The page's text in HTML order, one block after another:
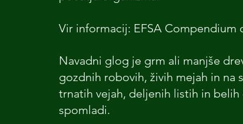
Vir informacij: EFSA Compendium
Navadni glog je grm ali manjše
gozdnih robovih, živih mejah in
trnatih vejah, deljenih listih in
spomladi.